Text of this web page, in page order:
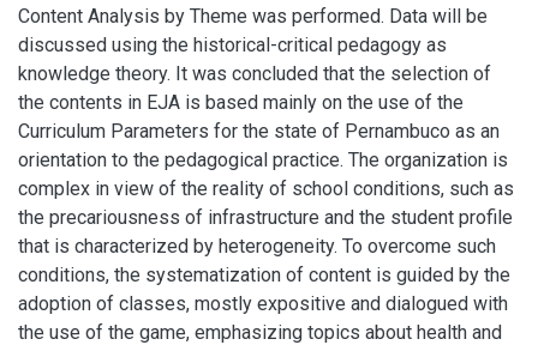
Content Analysis by Theme was performed. Data will be
discussed using the historical-critical pedagogy as
knowledge theory. It was concluded that the selection of
the contents in EJA is based mainly on the use of the
Curriculum Parameters for the state of Pernambuco as an
orientation to the pedagogical practice. The organization is
complex in view of the reality of school conditions, such as
the precariousness of infrastructure and the student profile
that is characterized by heterogeneity. To overcome such
conditions, the systematization of content is guided by the
adoption of classes, mostly expositive and dialogued with
the use of the game, emphasizing topics about health and